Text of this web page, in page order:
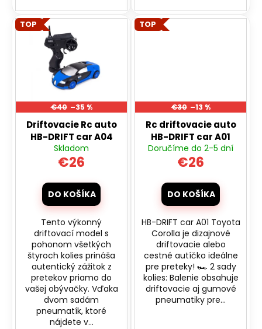
TOP
€40 –35 %
Driftovacie Rc auto
HB-DRIFT car A04
Skladom
€26
DO KOŠÍKA
Tento výkonný
driftovací model s
pohonom všetkých
štyroch kolies prináša
autentický zážitok z
pretekov priamo do
vašej obývačky. Vďaka
dvom sadám
pneumatík, ktoré
nájdete v...
TOP
€30 –13 %
Rc driftovacie auto
HB-DRIFT car A01
Doručíme do 2-5 dní
€26
DO KOŠÍKA
HB-DRIFT car A01 Toyota
Corolla je dizajnové
driftovacie alebo
cestné autíčko ideálne
pre preteky! 🏎️ 2 sady
kolies: Balenie obsahuje
driftovacie aj gumové
pneumatiky pre...
ú
č
PIŠTOĽ
NA
KAPSULE
PLAST
Pôvodne: